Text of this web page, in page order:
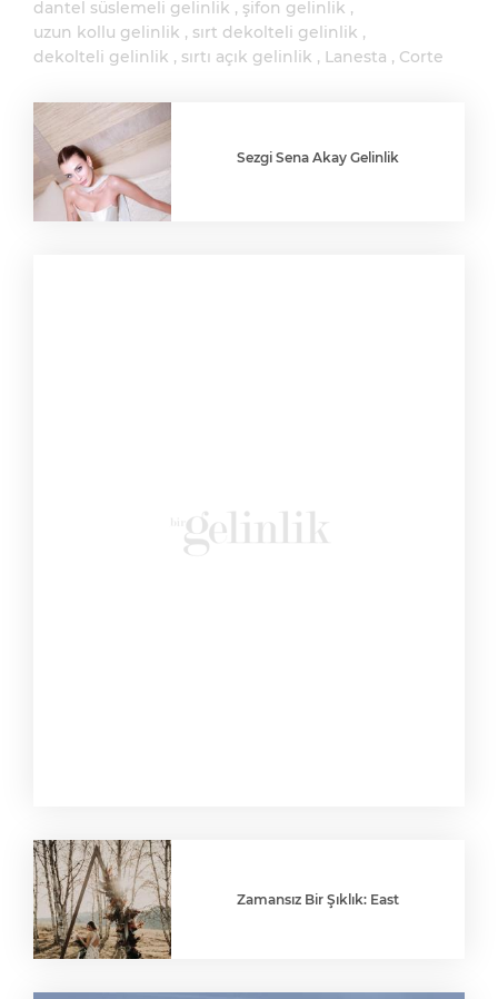
dantel süslemeli gelinlik
şifon gelinlik
uzun kollu gelinlik
sırt dekolteli gelinlik
dekolteli gelinlik
sırtı açık gelinlik Lanesta Corte
Sezgi Sena Akay Gelinlik
Zamansız Bir Şıklık: East